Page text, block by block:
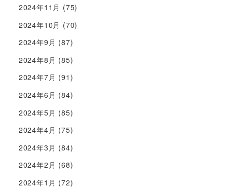
2024年11月 (75)
2024年10月 (70)
2024年9月 (87)
2024年8月 (85)
2024年7月 (91)
2024年6月 (84)
2024年5月 (85)
2024年4月 (75)
2024年3月 (84)
2024年2月 (68)
2024年1月 (72)